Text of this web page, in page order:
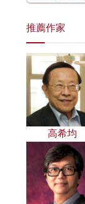
推薦作家
高希均